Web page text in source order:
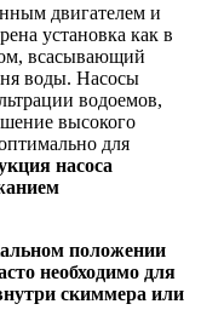
двигателем и
установка как в
всасывающий
воды. Насосы
водоемов,
высокого
для
насоса
положении
необходимо для
скиммера или